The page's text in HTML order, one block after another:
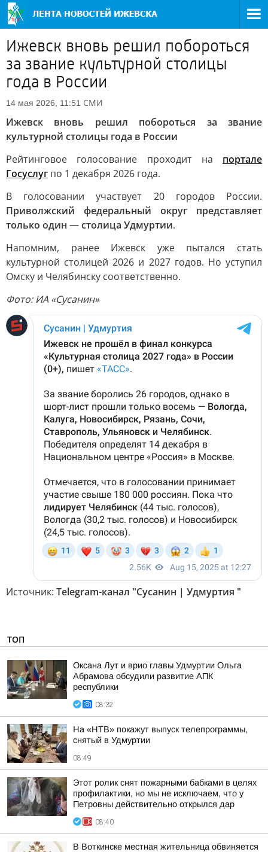
Ижевск вновь решил побороться
за звание культурной столицы
года в России
14 мая 2026, 11:51 СМИ
Ижевск вновь решил побороться за звание
культурной столицы года в России
Рейтинговое голосование проходит на портале
Госуслуг по 1 декабря 2026 года.
В голосовании участвует 20 городов России.
Приволжский федеральный округ представляет
только один — столица Удмуртии.
Напомним, ранее Ижевск уже пытался стать
культурной столицей 2026 и 2027 годов. Но уступил
Омску и Челябинску соответственно.
Фото: ИА «Сусанин»
Источник: Telegram-канал "Сусанин | Удмуртия "
ТОП
Оксана Лут и врио главы Удмуртии Ольга
Абрамова обсудили развитие АПК
республики
08:32
На «НТВ» покажут выпуск телепрограммы,
снятый в Удмуртии
08:49
Этот ролик снят пожарными бабками в целях
профилактики, но мы не исключаем, что у
Петровны действительно открылся дар
08:40
В Воткинске местная жительница обвиняется